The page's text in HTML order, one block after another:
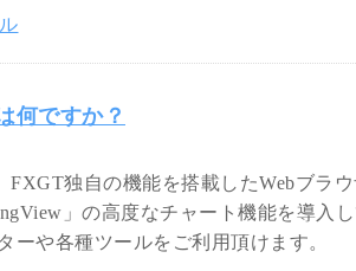
何ですか？
FXGT独自の機能を搭載したWebブラ
」の高度なチャート機能を導入
ーや各種ツールをご利用頂けます。